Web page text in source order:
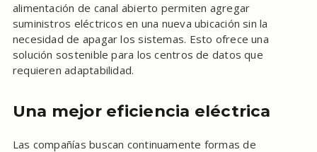
alimentación de canal abierto permiten agregar
suministros eléctricos en una nueva ubicación sin la
necesidad de apagar los sistemas. Esto ofrece una
solución sostenible para los centros de datos que
requieren adaptabilidad.
Una mejor eficiencia eléctrica
Las compañías buscan continuamente formas de